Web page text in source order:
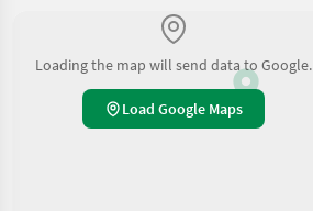
Loading the map will send data to Google.
Load Google Maps